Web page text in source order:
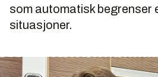
som automatisk begrenser
situasjoner.